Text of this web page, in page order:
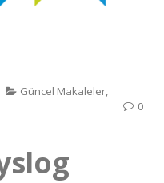
Güncel Makaleler
0